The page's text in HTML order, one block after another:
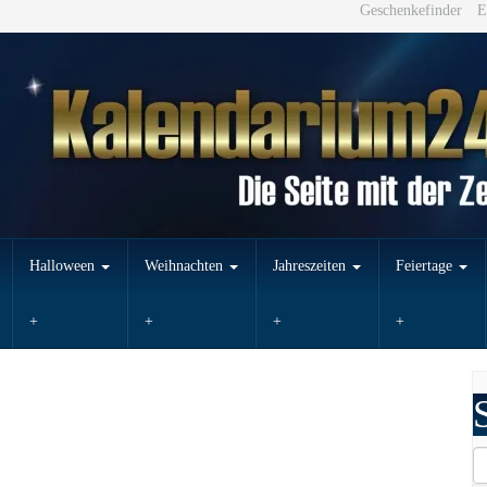
Geschenkefinder
Halloween Weihnachten Jahreszeiten Feiertage